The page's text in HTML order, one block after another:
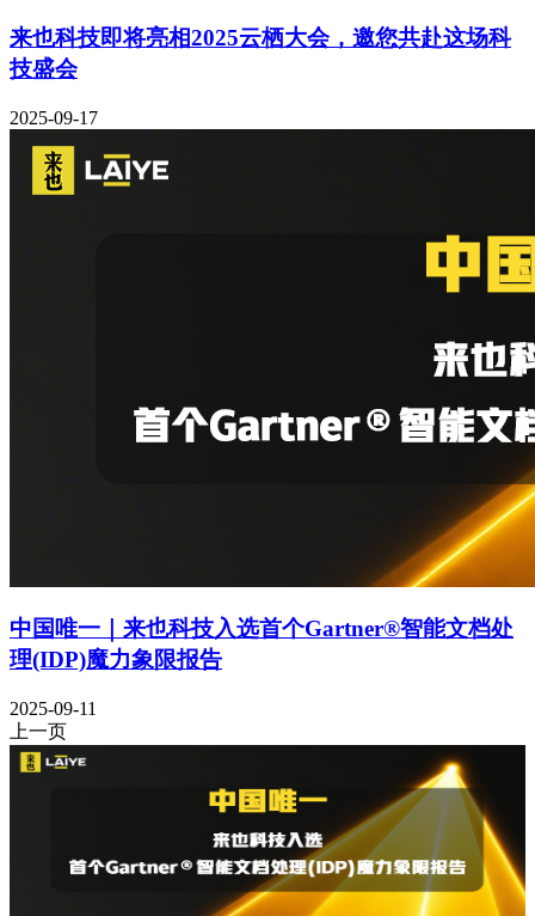
来也科技即将亮相2025云栖大会，邀您共赴这场科
技盛会
2025-09-17
中国唯一｜来也科技入选首个Gartner®智能文档处
理(IDP)魔力象限报告
2025-09-11
上一页